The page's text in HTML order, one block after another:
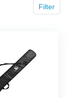
Filter